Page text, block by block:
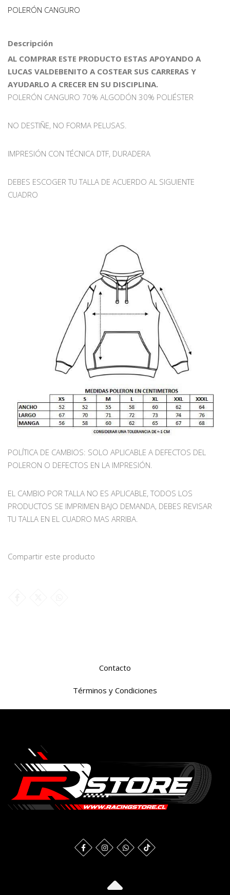
POLERÓN CANGURO
Descripción
AL COMPRAR ESTE PRODUCTO ESTAS APOYANDO A
LUCAS VALDEBENITO A COSTEAR SUS CARRERAS Y
AYUDARLO A CRECER EN SU DISCIPLINA.
POLERÓN CANGURO 70% ALGODÓN 30% POLIÉSTER
NO DESTIÑE, NO FORMA PELUSAS.
IMPRESIÓN CON TÉCNICA DTF, DURADERA
DEBES ESCOGER TU TALLA DE ACUERDO AL SIGUIENTE
CUADRO
POLÍTICA DE CAMBIOS: SOLO APLICABLE A DEFECTOS DEL
POLERON O DEFECTOS EN LA IMPRESIÓN.
EL CAMBIO POR TALLA NO ES APLICABLE, TODOS LOS
PRODUCTOS SE IMPRIMEN BAJO DEMANDA, DEBES REVISAR
TU TALLA EN EL CUADRO MAS ARRIBA.
Compartir este producto
Contacto
Términos y Condiciones